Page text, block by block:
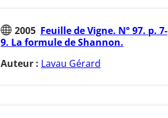
2005 Feuille de Vigne. N° 97. p. 7-
9. La formule de Shannon.
Auteur : Lavau Gérard